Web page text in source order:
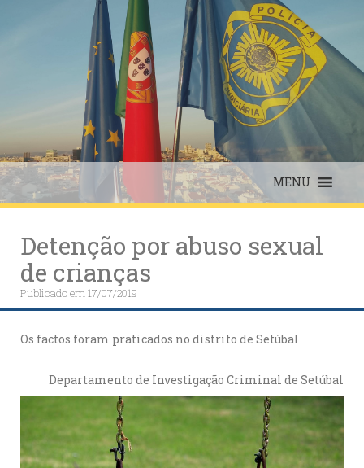
MENU
Detenção por abuso sexual
de crianças
Publicado em17/07/2019
Os factos foram praticados no distrito de Setúbal
Departamento de Investigação Criminal de Setúbal